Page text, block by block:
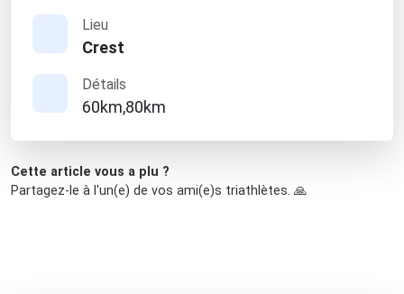
Lieu
Crest
Détails
60km,80km
Cette article vous a plu ?
Partagez-le à l'un(e) de vos ami(e)s triathlètes. 🙏